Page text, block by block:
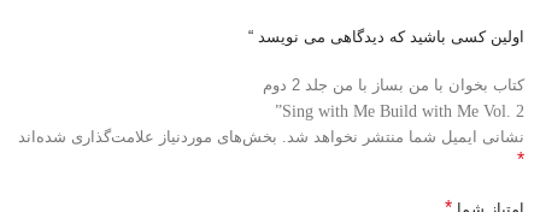
اولین کسی باشید که دیدگاهی می نویسد “
کتاب بخوان با من بساز با من جلد 2 دوم
Sing with Me Build with Me Vol. 2”
نشانی ایمیل شما منتشر نخواهد شد.
بخش‌های موردنیاز علامت‌گذاری شده‌اند
*
امتیاز شما *